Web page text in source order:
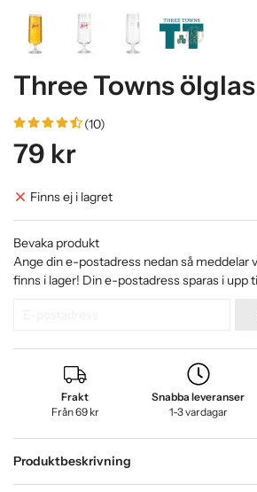
Three Towns
(10)
79 kr
Finns ej i lagret
Bevaka produkt
Ange din e-postadress nedan så meddelar
finns i lager! Din e-postadress sparas i upp
Frakt
Från 69 kr
Snabba leveranser
1-3 vardagar
Produktbeskrivning